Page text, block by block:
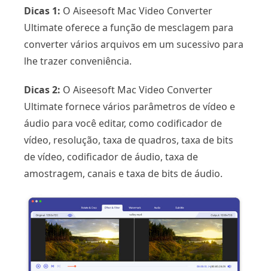
Dicas 1: O Aiseesoft Mac Video Converter
Ultimate oferece a função de mesclagem para
converter vários arquivos em um sucessivo para
lhe trazer conveniência.
Dicas 2: O Aiseesoft Mac Video Converter
Ultimate fornece vários parâmetros de vídeo e
áudio para você editar, como codificador de
vídeo, resolução, taxa de quadros, taxa de bits
de vídeo, codificador de áudio, taxa de
amostragem, canais e taxa de bits de áudio.